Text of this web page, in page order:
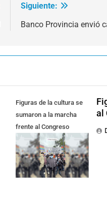
Siguiente:
Banco Provincia envió
Figuras de la cultura se
sumaron a la marcha
frente al Congreso
contra la Ley de
Propiedad Privada
al